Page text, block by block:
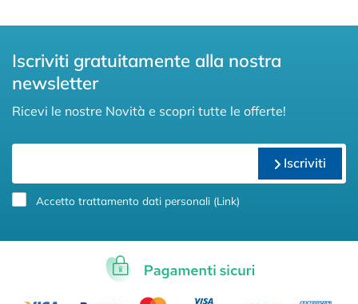
Iscriviti gratuitamente alla nostra
newsletter
Ricevi le nostre Novità e scopri tutte le offerte!
Iscriviti
Accetto trattamento dati personali (Link)